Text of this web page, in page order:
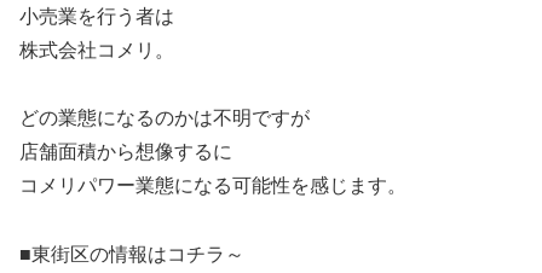
小売業を行う者は
株式会社コメリ。
どの業態になるのかは不明ですが
店舗面積から想像するに
コメリパワー業態になる可能性を感じます。
■東街区の情報はコチラ～